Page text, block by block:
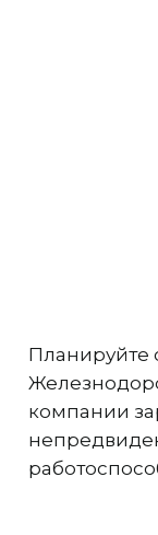
Планируйте
компании